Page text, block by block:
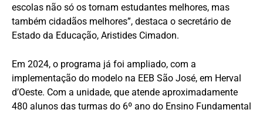
escolas não só os tornam estudantes melhores, mas
também cidadãos melhores”, destaca o secretário de
Estado da Educação, Aristides Cimadon.
Em 2024, o programa já foi ampliado, com a
implementação do modelo na EEB São José, em Herval
d’Oeste. Com a unidade, que atende aproximadamente
480 alunos das turmas do 6º ano do Ensino Fundamental